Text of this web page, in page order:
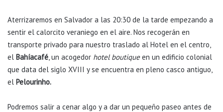
Aterrizaremos en Salvador a las 20:30 de la tarde empezando a
sentir el calorcito veraniego en el aire. Nos recogerán en
transporte privado para nuestro traslado al Hotel en el centro,
el Bahíacafé , un acogedor hotel boutiqueen un edificio colonial
que data del siglo XVIII y se encuentra en pleno casco antiguo,
el Pelourinho.
Podremos salir a cenar algo y a dar un pequeño paseo antes de